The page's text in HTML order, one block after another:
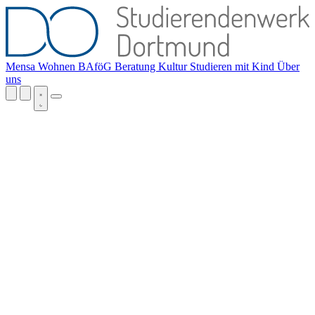
Mensa Wohnen BAföG Beratung Kultur Studieren mit Kind Über
uns